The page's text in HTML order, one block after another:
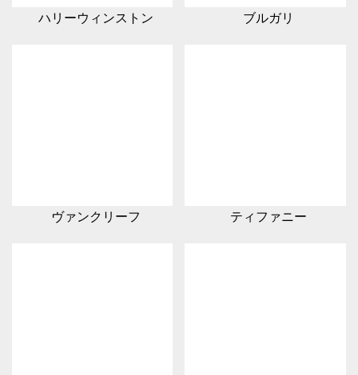
ハリーウィンストン ブルガリ
ヴァンクリーフ ティファニー